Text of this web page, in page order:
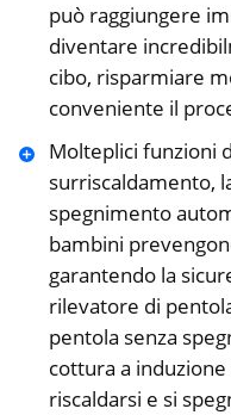
può raggiungere
diventare
cibo, risparmiare
conveniente il
Molteplici funzioni
surriscaldamento,
spegnimento
bambini
garantendo la
rilevatore di
pentola senza
cottura a
riscaldarsi e si